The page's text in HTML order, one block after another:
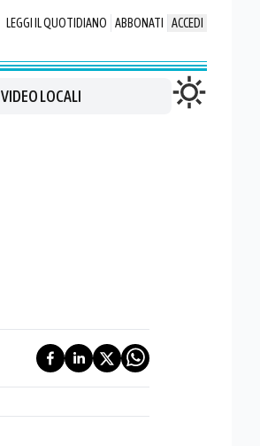
LEGGI IL QUOTIDIANO ABBONATI ACCEDI
VIDEO LOCALI